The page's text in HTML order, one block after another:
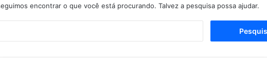
encontrar o que você está procurando. Talvez a pesquisa possa ajudar.